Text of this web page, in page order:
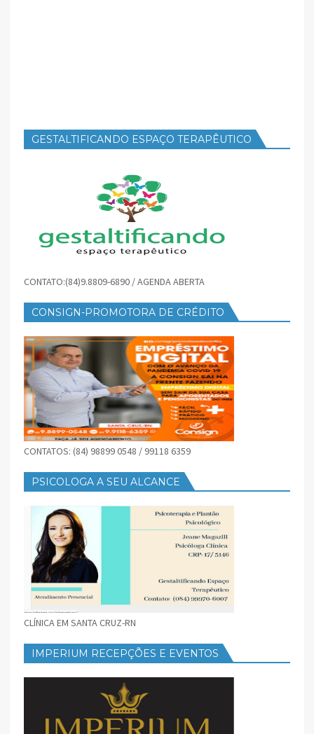
GESTALTIFICANDO ESPAÇO TERAPÊUTICO
CONTATO:(84)9.8809-6890 / AGENDA ABERTA
CONSIGN-PROMOTORA DE CRÉDITO
CONTATOS: (84) 98899 0548 / 99118 6359
PSICOLOGA A SEU ALCANCE
CLÍNICA EM SANTA CRUZ-RN
IMPERIUM RECEPÇÕES E EVENTOS